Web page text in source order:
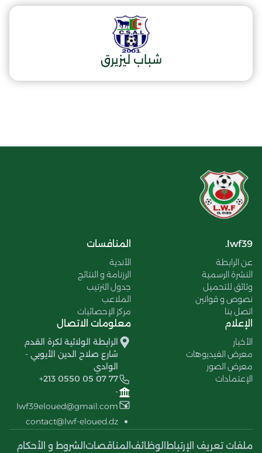
شباب ليزيرق
lwf39.
عن الرابطة
النشرة الرسمية
وثائق للتحميل
نصوص و قوانين
اتصل بنا
المنافسات
الأندية
الرزنامة و النتائج
جدول الترتيب
الملاعب
مركز الإحصائيات
الإعلام
الأخبار
معرض الفيديوهات
معرض الصور
الإعتمادات
معلومات الاتصال
الرابطة الولائية لكرة القدم
شارع صلاح الدين الأيوبي -
الوادي
+213 0550 05 07 77
-
lwf39eloued@gmail.com
contact@lwf-eloued.dz
ملفات تعريف الإرتباط الوظائف المناقصات الشروط و الأحكام